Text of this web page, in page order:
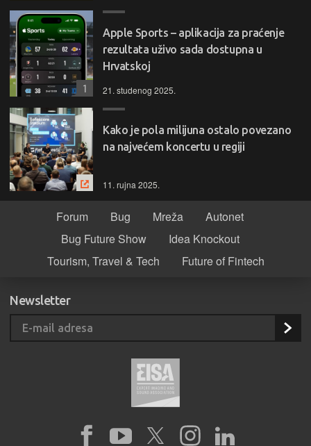
Apple Sports – aplikacija za praćenje
rezultata uživo sada dostupna u
Hrvatskoj
21. studenog 2025.
1
Kako je pola milijuna ostalo povezano
na najvećem koncertu u regiji
11. rujna 2025.
Forum Bug Mreža
Autonet
Bug Future Show
Idea Knockout
Tourism, Travel & Tech
Future of Fintech
Newsletter